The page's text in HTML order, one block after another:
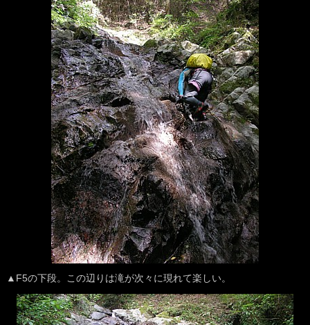
▲F5の下段。この辺りは滝が次々に現れて楽しい。